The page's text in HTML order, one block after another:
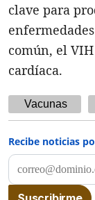
clave para
común, el
cardíaca.
Vacunas
Recibe noticias